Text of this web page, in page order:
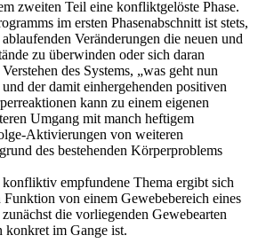
zweiten Teil eine konfliktgelöste Phase.
im ersten Phasenabschnitt ist stets,
Veränderungen die neuen und
zu überwinden oder sich daran
des Systems, „was geht nun
der damit einhergehenden positiven
kann zu einem eigenen
Umgang mit manch heftigem
Aktivierungen von weiteren
des bestehenden Körperproblems
empfundene Thema ergibt sich
von einem Gewebebereich eines
die vorliegenden Gewebearten
konkret im Gange ist.